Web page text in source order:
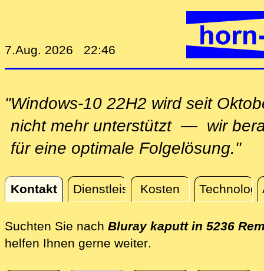
7.Aug. 2026 22:46
"Windows-10 22H2 wird seit
nicht mehr unterstützt — wir
für eine optimale Folgelösung."
Kontakt Dienstleistungen
Kosten
Kontakt
Suchten Sie nach Bluray kaputt in 5236
helfen Ihnen gerne weiterdirekt vor Ort in
.